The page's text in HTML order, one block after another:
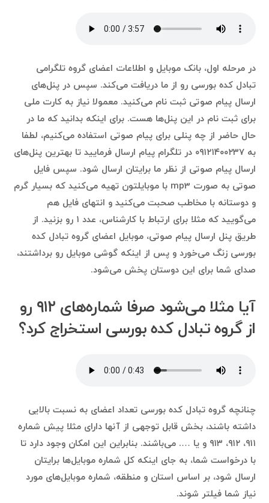
در مرحله اول، بانک موبایل و اطلاعات اعضای گروه تلگرامی
تبادل کده بورسی رو از ما دریافت می‌کند. سپس در پنل‌های
ارسال پیام صوتی ثبت نام می‌کنید. معمولا نیاز به کارت ملی
برای ثبت نام در این پنل‌ها هست. برای اینکه بدانید که ما در
حال حاضر از چه پنلی برای پیام صوتی استفاده می‌کنیم، لطفا
به ۰۹۱۲۱۴۰۰۲۳۷ در تلگرام پیام ارسال فرمایید تا بهترین پنل‌های
ارسال پیام صوتی از نظر ما برایتان ارسال شود. سپس فایل
صوتی به صورت mp3 با موبایلتون تهیه می‌کنید که بسیار گرم
و دوستانه با مخاطب صحبت می‌کنید و انتهای فایل هم
می‌گویید که مثلا برای ارتباط با کارشناس، عدد ۱ رو بزنید. از
طریق پنل ارسال پیام صوتی، موبایل اعضای گروه تبادل کده
بورسی زنگ می‌خورد و پس از اینکه گوشی موبایل رو برداشتند،
صدای شما برای این دوستان پخش می‌شود.
آیا مثلا می‌شود صرفا شماره‌های ۹۱۲ رو
از گروه تبادل کده بورسی استخراج کرد؟
چنانچه گروه تبادل کده بورسی تعداد اعضای به نسبت بالایی
داشته باشند، بخش قابل توجهی از آنها دارای مثلا پیش شماره
۹۱۱، ۹۱۲، ۹۱۳ و یا …. می‌باشند. بنابراین این امکان وجود دارد تا
با درخواست شما، به جای اینکه کل شماره موبایل‌ها برایتان
ارسال شود، بر اساس استان و منطقه، شماره موبایل‌های مورد
نیاز شما فیلتر شوند.